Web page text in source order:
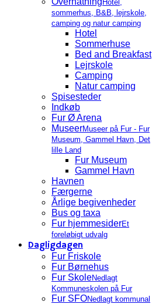
Hotel,
sommerhus, B&B, lejrskole,
camping og natur camping
Hotel
Sommerhuse
Bed and Breakfast
Lejrskole
Camping
Natur camping
Spisesteder
Indkøb
Fur Ø Arena
MuseerMuseer på Fur - Fur
Museum, Gammel Havn, Det
lille Land
Fur Museum
Gammel Havn
Havnen
Færgerne
Årlige begivenheder
Bus og taxa
Fur hjemmesiderEt
foreløbigt udvalg
Dagligdagen
Fur Friskole
Fur Børnehus
Fur SkoleNedlagt
Kommuneskolen på Fur
Fur SFONedlagt kommunal